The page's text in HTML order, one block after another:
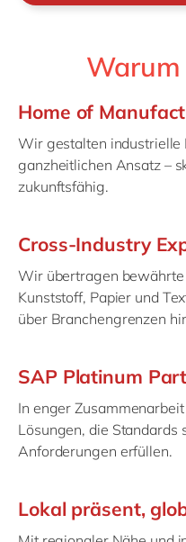
Warum
Home of
Wir gestalten industrielle
ganzheitlichen Ansatz –
zukunftsfähig.
Cross-Industry
Wir übertragen
Kunststoff, Papier und
über Branchengrenzen
SAP Platinum
In enger
Lösungen, die Standards
Anforderungen erfüllen.
Lokal präsent,